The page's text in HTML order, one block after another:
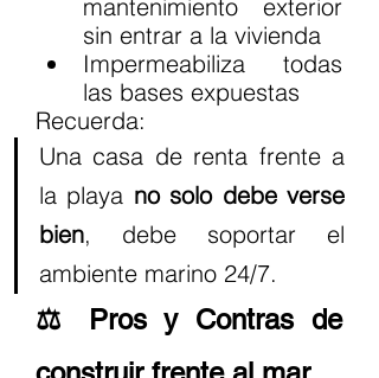
mantenimiento exterior
sin entrar a la vivienda
Impermeabiliza todas
las bases expuestas
Recuerda:
Una casa de renta frente a
la playa no solo debe verse
bien, debe soportar el
ambiente marino 24/7.
⚖️ Pros y Contras de